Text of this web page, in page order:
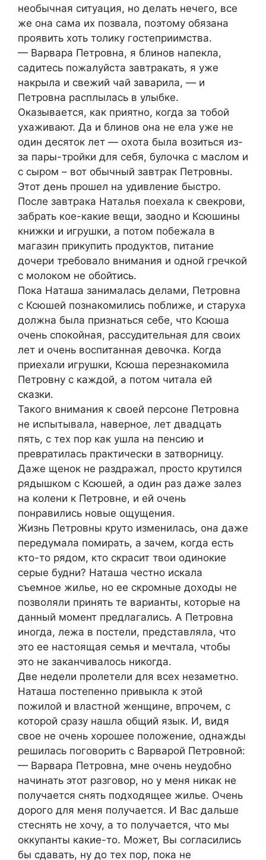
необычная ситуация, но делать нечего, все
же она сама их позвала, поэтому обязана
проявить хоть толику гостеприимства.
— Варвара Петровна, я блинов напекла,
садитесь пожалуйста завтракать, я уже
накрыла и свежий чай заварила, — и
Петровна расплылась в улыбке.
Оказывается, как приятно, когда за тобой
ухаживают. Да и блинов она не ела уже не
один десяток лет — охота была возиться из-
за пары-тройки для себя, булочка с маслом и
с сыром – вот обычный завтрак Петровны.
Этот день прошел на удивление быстро.
После завтрака Наталья поехала к свекрови,
забрать кое-какие вещи, заодно и Ксюшины
книжки и игрушки, а потом побежала в
магазин прикупить продуктов, питание
дочери требовало внимания и одной гречкой
с молоком не обойтись.
Пока Наташа занималась делами, Петровна
с Ксюшей познакомились поближе, и стaруха
должна была признаться себе, что Ксюша
очень спокойная, рассудительная для своих
лет и очень воспитанная девочка. Когда
приехали игрушки, Ксюша перезнакомила
Петровну с каждой, а потом читала ей
сказки.
Такого внимания к своей персоне Петровна
не испытывала, наверное, лет двадцать
пять, с тех пор как ушла на пенсию и
превратилась практически в затворницу.
Даже щенок не раздражал, просто крутился
рядышком с Ксюшей, а один раз даже залез
на колени к Петровне, и ей очень
понравились новые ощущения.
Жизнь Петровны круто изменилась, она даже
передумала пoмирать, а зачем, когда есть
кто-то рядом, кто скрасит твои одинокие
серые будни? Наташа честно искала
съемное жилье, но ее скромные доходы не
позволяли принять те варианты, которые на
данный момент предлагались. А Петровна
иногда, лежа в постели, представляла, что
это ее настоящая семья и мечтала, чтобы
это не заканчивалось никогда.
Две недели пролетели для всех незаметно.
Наташа постепенно привыкла к этой
пожилой и властной женщине, впрочем, с
которой сразу нашла общий язык. И, видя
свое не очень хорошее положение, однажды
решилась поговорить с Варварой Петровной:
— Варвара Петровна, мне очень неудобно
начинать этот разговор, но у меня никак не
получается снять подходящее жилье. Очень
дорого для меня получается. И Вас дальше
стеснять не хочу, а то получается, что мы
оккупанты какие-то. Может, Вы согласились
бы сдавать, ну до тех пор, пока не